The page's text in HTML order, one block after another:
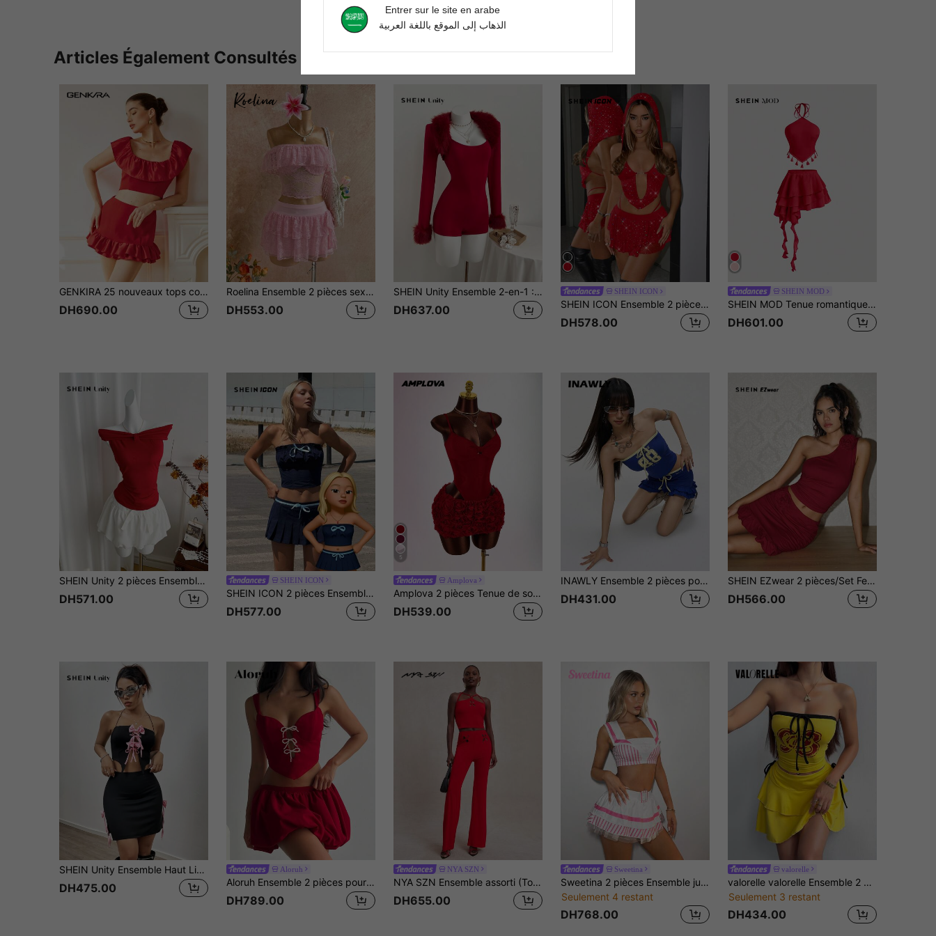
Articles Également Consultés
GENKIRA 25 nouveaux tops courts mode rétro printemps-été pour filles avec col V, patchwork satin et volants, assortis avec une mini-jupe à taille basse, bande de satin avec volants, 2 pièces
DH690.00
Roelina Ensemble 2 pièces sexy pour soirée, Top bandeau à volants en dentelle et jupe évasée pour femme
DH553.00
SHEIN Unity Ensemble 2-en-1 : Combinaison sexy et débardeur réversible en patchwork de fourrure bordeaux, pour l'automne/hiver et Noël
DH637.00
SHEIN ICON
SHEIN ICON Ensemble 2 pièces pour femmes : Débardeur à capuche et jupe à ourlet superposé en maille scintillante ajusté
DH578.00
SHEIN MOD
SHEIN MOD Tenue romantique rouge : top à bretelles fluide à franges et jupe à volants superposés, tenue de fête, tenue bohème, tenue de vacances, tenue de plage
DH601.00
SHEIN Unity 2 pièces Ensemble de 2 pièces top rouge à une épaule et jupe à ourlet bouffant blanc
DH571.00
SHEIN ICON
SHEIN ICON 2 pièces Ensemble Top bandeau court froncé avec nœud décoratif et mini-jupe taille basse bleu marine pour sortie femme
DH577.00
5
Amplova
Amplova 2 pièces Tenue de soirée sexy et avant-gardiste pour femmes, body transparent avec nœud torsadé et décoration papillon, ensemble avec jupe à imprimé floral
DH539.00
INAWLY Ensemble 2 pièces pour femme style vintage américain, top bandeau bleu marine blocs de couleurs + mini-jupe à volants, style décontracté sportif doux et cool
DH431.00
SHEIN EZwear 2 pièces/Set Femmes Top Court sans manches moulant en tricot rouge foncé et Mini-Jupe
DH566.00
SHEIN Unity Ensemble Haut Licou Et Jupe Décorés De Nœuds Papillons
DH475.00
Aloruh
Aloruh Ensemble 2 pièces pour femmes pour la Saint-Valentin - Top de brassière rouge à nœud sexy et jupe à bulles à taille basse
DH789.00
NYA SZN
NYA SZN Ensemble assorti (Top/pantalon) Débardeur moulant Top à encolure ras-du-cou avec découpes Pantalon taille haute avec découpes Pantalon mini évasé moulant Tenue de plage, vacances, décontractée, concert, festival Ensembles printemps été pour femmes
DH655.00
Sweetina
Sweetina 2 pièces Ensemble jupe tutu mini sexy de costume de marin pour femmes
Seulement 4 restant
DH768.00
valorelle
valorelle valorelle Ensemble 2 pièces Y2K Top tube à imprimé graphique jaune avec nœud devant & Mini-jupe superposée,Tenue coordonnée
Seulement 3 restant
DH434.00
Entrer sur le site en arabe
الذهاب إلى الموقع باللغة العربية